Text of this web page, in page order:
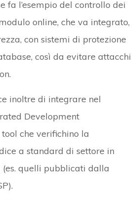
fa l’esempio del controllo dei
online, che va integrato,
con sistemi di protezione
così da evitare attacchi
inoltre di integrare nel
Development
che verifichino la
a standard di settore in
quelli pubblicati dalla